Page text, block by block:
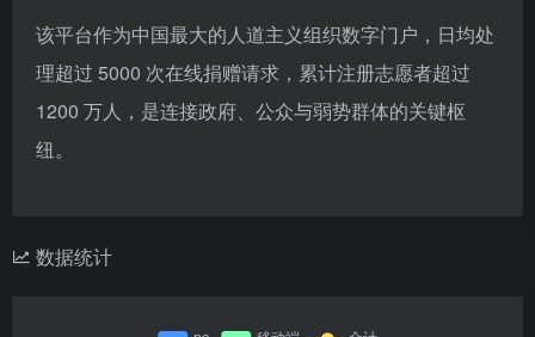
该平台作为中国最大的人道主义组织数字门户，日均处
理超过 5000 次在线捐赠请求，累计注册志愿者超过
1200 万人，是连接政府、公众与弱势群体的关键枢
纽。
数据统计